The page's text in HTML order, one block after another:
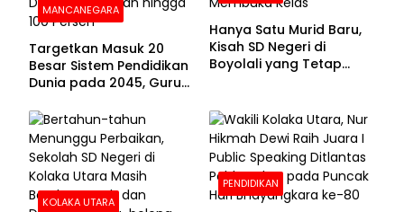
MANCANEGARA
Targetkan Masuk 20
Besar Sistem Pendidikan
Dunia pada 2045, Guru
100 Persen
Hanya Satu Murid Baru,
Kisah SD Negeri di
Boyolali yang Tetap
KOLAKA UTARA
PENDIDIKAN